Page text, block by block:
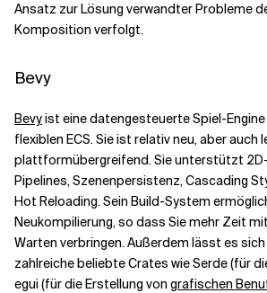
Ansatz zur Lösung verwandter Probleme
Komposition verfolgt.
Bevy
Bevyist eine datengesteuerte Spiel-
flexiblen ECS. Sie ist relativ neu, aber auch
plattformübergreifend. Sie unterstützt
Pipelines, Szenenpersistenz, Cascading
Hot Reloading. Sein Build-System
Neukompilierung, so dass Sie mehr Zeit
Warten verbringen. Außerdem lässt es
zahlreiche beliebte Crates wie Serde (für
egui (für die Erstellung von grafischen